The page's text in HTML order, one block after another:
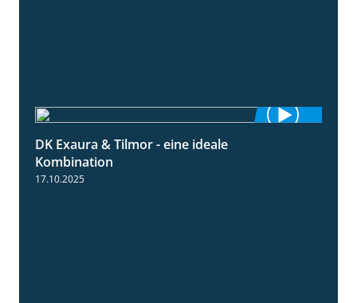
DK Exaura & Tilmor - eine ideale
Kombination
17.10.2025